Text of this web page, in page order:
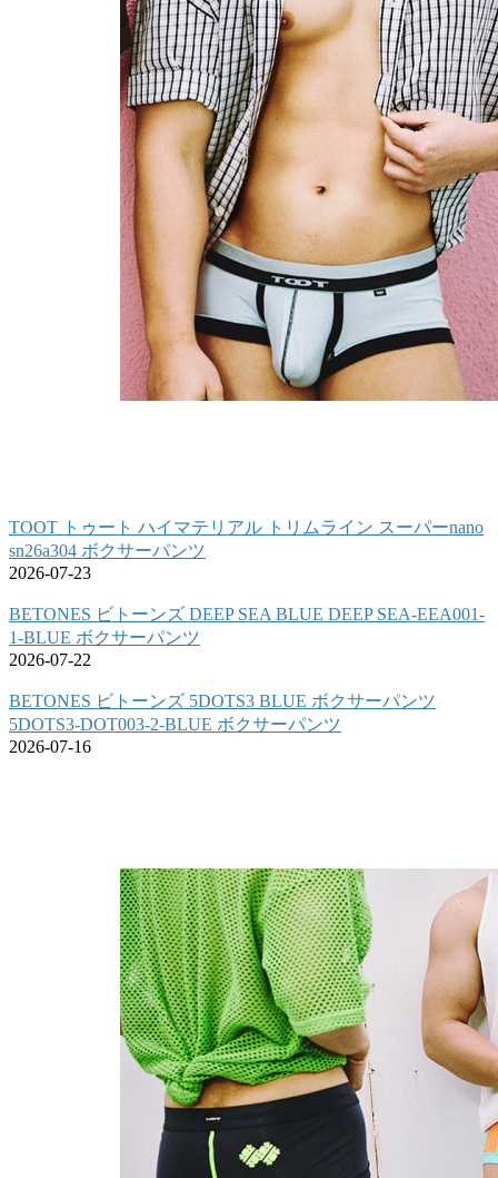
TOOT トゥート ハイマテリアル トリムライン スーパーnano
sn26a304 ボクサーパンツ
2026-07-23
BETONES ビトーンズ DEEP SEA BLUE DEEP SEA-EEA001-
1-BLUE ボクサーパンツ
2026-07-22
BETONES ビトーンズ 5DOTS3 BLUE ボクサーパンツ
5DOTS3-DOT003-2-BLUE ボクサーパンツ
2026-07-16